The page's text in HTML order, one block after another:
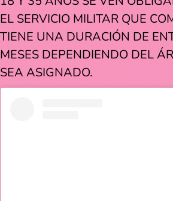
EL SERVICIO MILITAR QUE
TIENE UNA DURACIÓN DE
MESES DEPENDIENDO DEL
SEA ASIGNADO.